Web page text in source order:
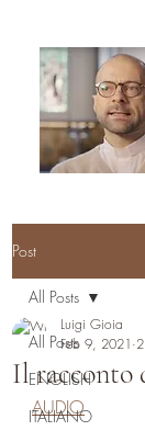
Post
All Posts
ENGLISH
ITALIANO
All Posts
Il racconto
Luigi Gioia
Feb 9, 2021
AUDIO